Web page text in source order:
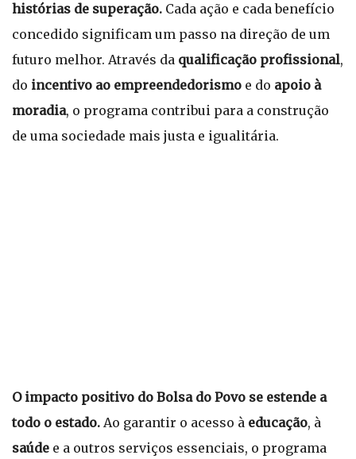
histórias de superação. Cada ação e cada benefício
concedido significam um passo na direção de um
futuro melhor. Através da qualificação profissional,
do incentivo ao empreendedorismo e do apoio à
moradia, o programa contribui para a construção
de uma sociedade mais justa e igualitária.
O impacto positivo do Bolsa do Povo se estende a
todo o estado. Ao garantir o acesso à educação, à
saúde e a outros serviços essenciais, o programa